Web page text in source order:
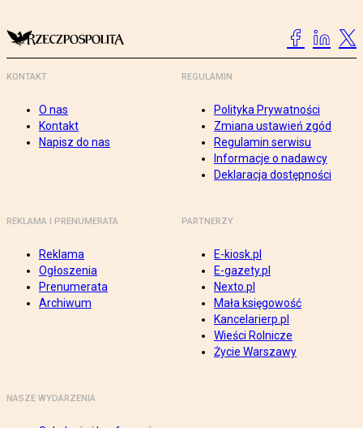
KONTAKT
O nas
Kontakt
Napisz do nas
REGULAMIN
Polityka Prywatności
Zmiana ustawień zgód
Regulamin serwisu
Informacje o nadawcy
Deklaracja dostępności
REKLAMA I PRENUMERATA
Reklama
Ogłoszenia
Prenumerata
Archiwum
PARTNERZY
E-kiosk.pl
E-gazety.pl
Nexto.pl
Mała księgowość
Kancelarierp.pl
Wieści Rolnicze
Życie Warszawy
NASZE WYDARZENIA